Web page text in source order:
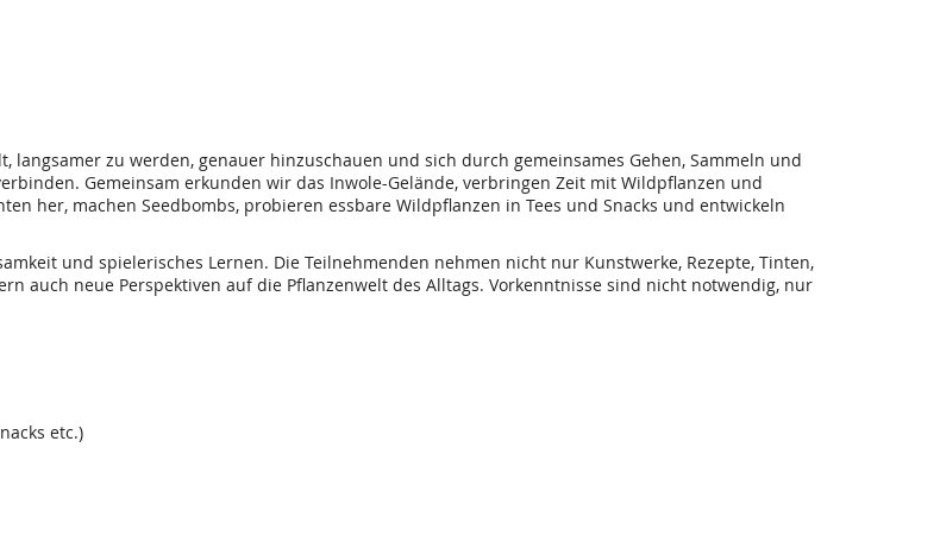
langsamer zu werden, genauer hinzuschauen und sich durch gemeinsames Gehen, Sammeln und
Gemeinsam erkunden wir das Inwole-Gelände, verbringen Zeit mit Wildpflanzen und
her, machen Seedbombs, probieren essbare Wildpflanzen in Tees und Snacks und entwickeln
und spielerisches Lernen. Die Teilnehmenden nehmen nicht nur Kunstwerke, Rezepte, Tinten,
auch neue Perspektiven auf die Pflanzenwelt des Alltags. Vorkenntnisse sind nicht notwendig, nur
etc.)